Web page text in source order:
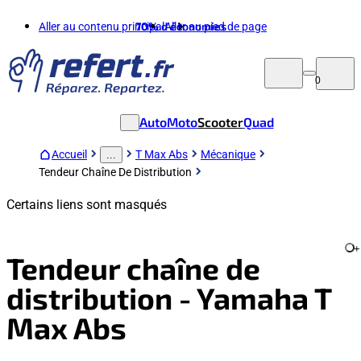
Aller au contenu principalAller au pied de page
70%d'économies
0
AutoMotoScooterQuad
Accueil T Max Abs
Mécanique
Tendeur Chaîne De Distribution
Certains liens sont masqués
Tendeur chaîne de
distribution - Yamaha T
Max Abs
+